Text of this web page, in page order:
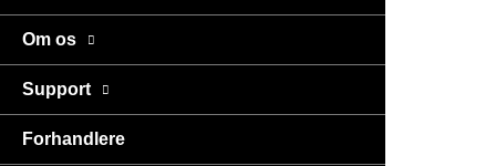
Om os
Support
Forhandlere